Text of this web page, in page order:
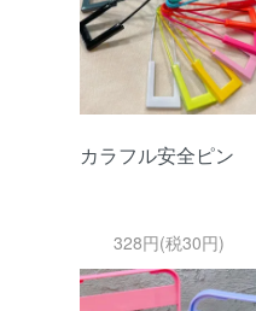
カラフル安全ピン
328円(税30円)